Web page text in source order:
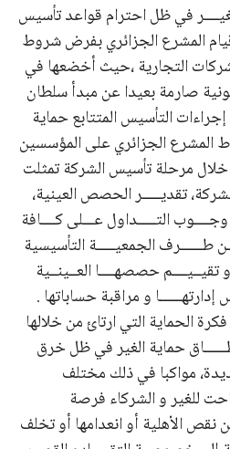
في ظل احترام قواعد تأسيس
المشرع الجزائري بفرض شروط
التجارية ،حيث أخضعها في
صارمة بعيدا عن مبدأ سلطان
التأسيس المتتابع حماية
المشرع الجزائري على المؤسسين
مرحلة تأسيس الشركة تمثلت
تقديـــــر الحصص العينية،
التـــــداول عـــلى كــــافة
طــــــرف الجمعيـــــة التأسيسية
حصصهــــا العــينــية
و مراقبة حساباتها .
الحماية التي ارتائ من خلالها
حماية الغير في ظل خرق
مواكبا في ذلك مختلف
للغير و الشركاء فرصة
نقص الأهلية أو انعدامها أو تخلف